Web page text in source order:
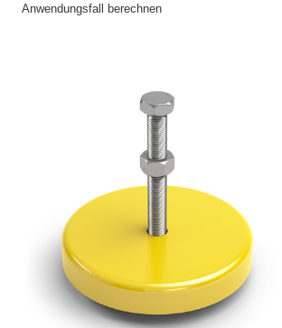
Anwendungsfall berechnen